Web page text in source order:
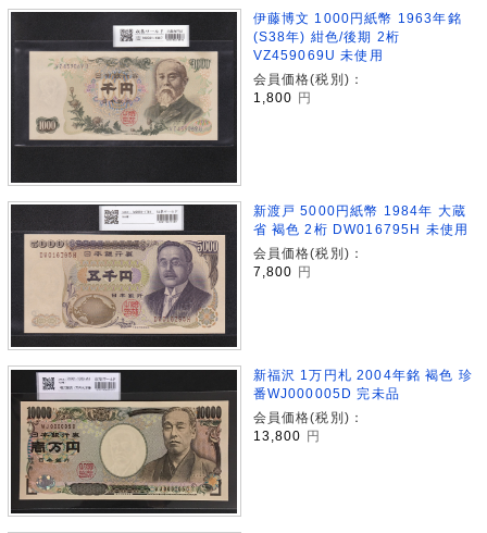
伊藤博文 1000円紙幣 1963年銘
(S38年) 紺色/後期 2桁
VZ459069U 未使用
会員価格(税別)：
1,800
円
新渡戸 5000円紙幣 1984年 大蔵
省 褐色 2桁 DW016795H 未使用
会員価格(税別)：
7,800 円
新福沢 1万円札 2004年銘 褐色 珍
番WJ000005D 完未品
会員価格(税別)：
13,800
円